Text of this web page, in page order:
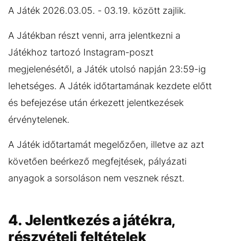
A Játék 2026.03.05. - 03.19. között zajlik.
A Játékban részt venni, arra jelentkezni a
Játékhoz tartozó Instagram-poszt
megjelenésétől, a Játék utolsó napján 23:59-ig
lehetséges. A Játék időtartamának kezdete előtt
és befejezése után érkezett jelentkezések
érvénytelenek.
A Játék időtartamát megelőzően, illetve az azt
követően beérkező megfejtések, pályázati
anyagok a sorsoláson nem vesznek részt.
4. Jelentkezés a játékra,
részvételi feltételek